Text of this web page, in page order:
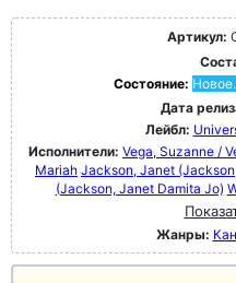
Артикул:
Состояние:
Дата
Лейбл:
Исполнители: Vega, Suzanne /
Mariah Jackson, Janet
(Jackson, Janet Damita Jo)
Жанры: